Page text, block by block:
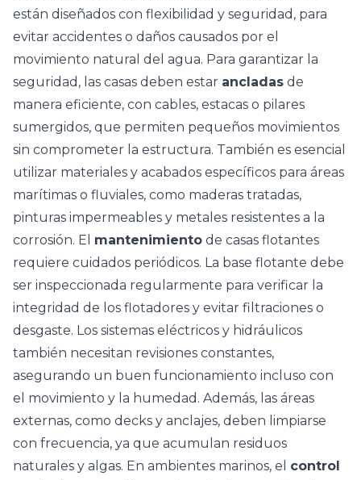
están diseñados con flexibilidad y seguridad, para
evitar accidentes o daños causados por el
movimiento natural del agua. Para garantizar la
seguridad, las casas deben estar ancladas de
manera eficiente, con cables, estacas o pilares
sumergidos, que permiten pequeños movimientos
sin comprometer la estructura. También es esencial
utilizar materiales y acabados específicos para áreas
marítimas o fluviales, como maderas tratadas,
pinturas impermeables y metales resistentes a la
corrosión. El mantenimiento de casas flotantes
requiere cuidados periódicos. La base flotante debe
ser inspeccionada regularmente para verificar la
integridad de los flotadores y evitar filtraciones o
desgaste. Los sistemas eléctricos y hidráulicos
también necesitan revisiones constantes,
asegurando un buen funcionamiento incluso con
el movimiento y la humedad. Además, las áreas
externas, como decks y anclajes, deben limpiarse
con frecuencia, ya que acumulan residuos
naturales y algas. En ambientes marinos, el control